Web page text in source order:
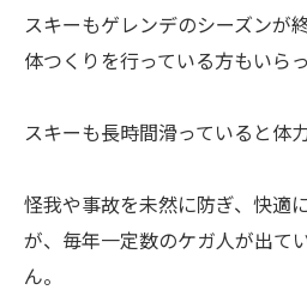
スキーもゲレンデのシーズンが
体つくりを行っている方もいら
スキーも長時間滑っていると体
怪我や事故を未然に防ぎ、快適
が、毎年一定数のケガ人が出て
ん。